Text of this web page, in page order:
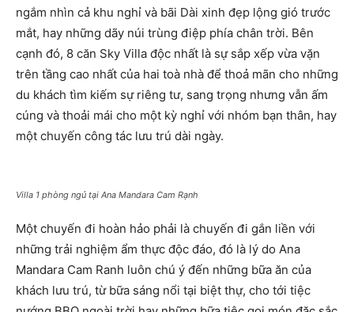
ngắm nhìn cả khu nghỉ và bãi Dài xinh đẹp lộng gió trước
mắt, hay những dãy núi trùng điệp phía chân trời. Bên
cạnh đó, 8 căn Sky Villa độc nhất là sự sắp xếp vừa vặn
trên tầng cao nhất của hai toà nhà để thoả mãn cho những
du khách tìm kiếm sự riêng tư, sang trọng nhưng vẫn ấm
cúng và thoải mái cho một kỳ nghỉ với nhóm bạn thân, hay
một chuyến công tác lưu trú dài ngày.
Villa 1 phòng ngủ tại Ana Mandara Cam Rạnh
Một chuyến đi hoàn hảo phải là chuyến đi gắn liền với
những trải nghiệm ẩm thực độc đáo, đó là lý do Ana
Mandara Cam Ranh luôn chú ý đến những bữa ăn của
khách lưu trú, từ bữa sáng nổi tại biệt thự, cho tới tiệc